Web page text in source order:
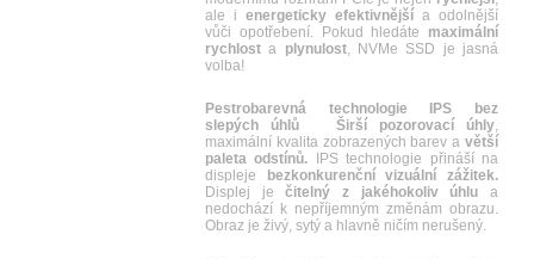
ale i energeticky efektivnější a odolnější
vůči opotřebení. Pokud hledáte maximální
rychlost a plynulost, NVMe SSD je jasná
volba!
Pestrobarevná technologie IPS bez
slepých úhlů
Širší pozorovací úhly,
maximální kvalita zobrazených barev a větší
paleta odstínů. IPS technologie přináší na
displeje
bezkonkurenční vizuální zážitek.
Displej ječitelný z jakéhokoliv úhlu a
nedochází k nepříjemným změnám obrazu.
Obraz je živý, sytý a hlavně ničím nerušený.